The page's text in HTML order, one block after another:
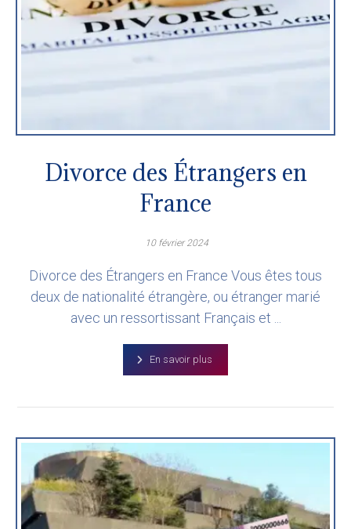
Divorce des Étrangers en
France
10 février 2024
Divorce des Étrangers en France Vous êtes tous
deux de nationalité étrangère, ou étranger marié
avec un ressortissant Français et ...
En savoir plus